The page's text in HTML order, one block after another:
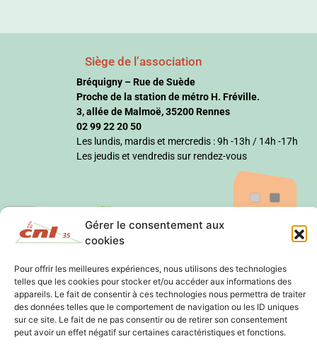
Gérer le consentement aux
cookies
Pour offrir les meilleures expériences, nous utilisons des technologies
telles que les cookies pour stocker et/ou accéder aux informations des
appareils. Le fait de consentir à ces technologies nous permettra de traiter
des données telles que le comportement de navigation ou les ID uniques
sur ce site. Le fait de ne pas consentir ou de retirer son consentement
peut avoir un effet négatif sur certaines caractéristiques et fonctions.
Siège de l’association
Bréquigny – Rue de Suède
Proche de la station de métro H. Fréville.
3, allée de Malmoë, 35200 Rennes
02 99 22 20 50
Les lundis, mardis et mercredis : 9h -13h / 14h -17h
Les jeudis et vendredis sur rendez-vous